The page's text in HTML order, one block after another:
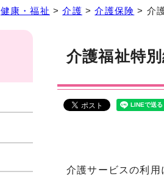
健康・福祉 >介護 >介護保険 > 介
介護福祉特
介護サービスの利